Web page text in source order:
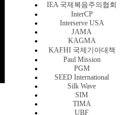
IEA 국제복음주의협회
InterCP
Interserve USA
JAMA
KAGMA
KAFHI 국제기아대책
Paul Mission
PGM
SEED International
Silk Wave
SIM
TIMA
UBF